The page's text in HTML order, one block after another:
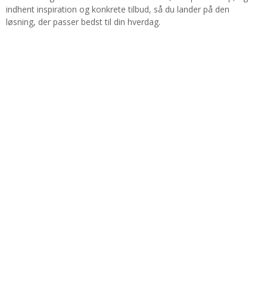
indhent inspiration og konkrete tilbud, så du lander på den
løsning, der passer bedst til din hverdag.